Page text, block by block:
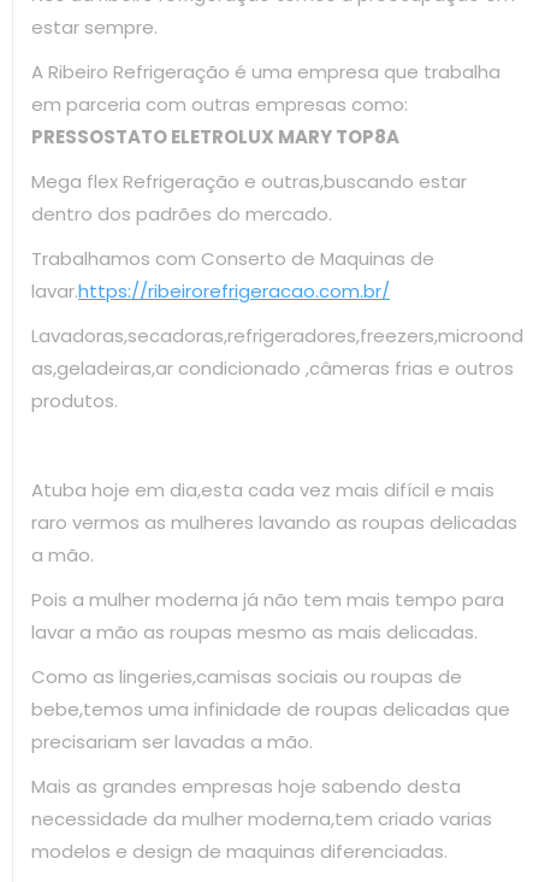
estar sempre.
A Ribeiro Refrigeração é uma empresa que trabalha
em parceria com outras empresas como:
PRESSOSTATO ELETROLUX MARY TOP8A
Mega flex Refrigeração e outras,buscando estar
dentro dos padrões do mercado.
Trabalhamos com Conserto de Maquinas de
lavar.https://ribeirorefrigeracao.com.br/
Lavadoras,secadoras,refrigeradores,freezers,microond
as,geladeiras,ar condicionado ,câmeras frias e outros
produtos.
Atuba hoje em dia,esta cada vez mais difícil e mais
raro vermos as mulheres lavando as roupas delicadas
a mão.
Pois a mulher moderna já não tem mais tempo para
lavar a mão as roupas mesmo as mais delicadas.
Como as lingeries,camisas sociais ou roupas de
bebe,temos uma infinidade de roupas delicadas que
precisariam ser lavadas a mão.
Mais as grandes empresas hoje sabendo desta
necessidade da mulher moderna,tem criado varias
modelos e design de maquinas diferenciadas.